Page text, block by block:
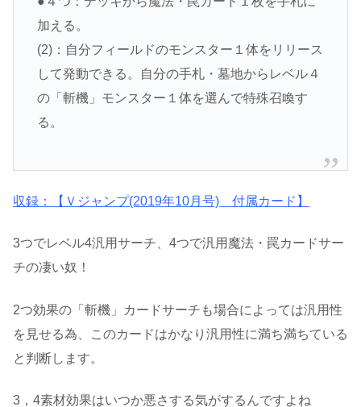
加える。
(2)：自分フィールドのモンスター１体をリリース
して発動できる。自分の手札・墓地からレベル４
の「斬機」モンスター１体を選んで特殊召喚す
る。
収録：【Ｖジャンプ(2019年10月号) 付属カード】
3つでレベル4汎用サーチ、4つで汎用魔法・罠カードサー
チの凄い奴！
2つ効果の「斬機」カードサーチも場合によっては汎用性
を見せる為、このカードはかなり汎用性に満ち満ちている
と判断します。
3，4素材効果はいつか悪さする気がするんですよね